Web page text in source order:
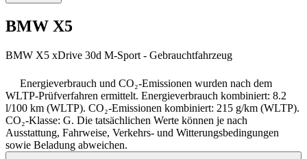
BMW X5
BMW X5 xDrive 30d M-Sport - Gebrauchtfahrzeug
Energieverbrauch und CO₂-Emissionen wurden nach dem
WLTP-Prüfverfahren ermittelt. Energieverbrauch kombiniert: 8.2
l/100 km (WLTP). CO₂-Emissionen kombiniert: 215 g/km (WLTP).
CO₂-Klasse: G. Die tatsächlichen Werte können je nach
Ausstattung, Fahrweise, Verkehrs- und Witterungsbedingungen
sowie Beladung abweichen.